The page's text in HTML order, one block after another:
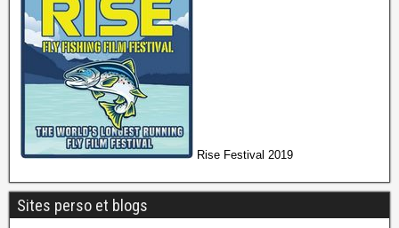
Rise Festival 2019
Sites perso et blogs